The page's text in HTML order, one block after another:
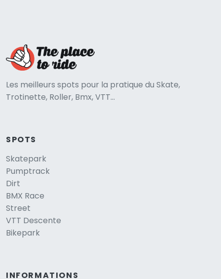
Les meilleurs spots pour la pratique du Skate,
Trotinette, Roller, Bmx, VTT...
SPOTS
Skatepark
Pumptrack
Dirt
BMX Race
Street
VTT Descente
Bikepark
INFORMATIONS